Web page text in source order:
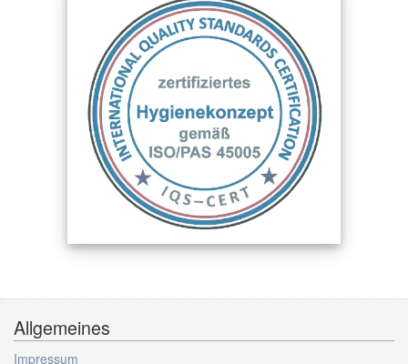
Allgemeines
Impressum